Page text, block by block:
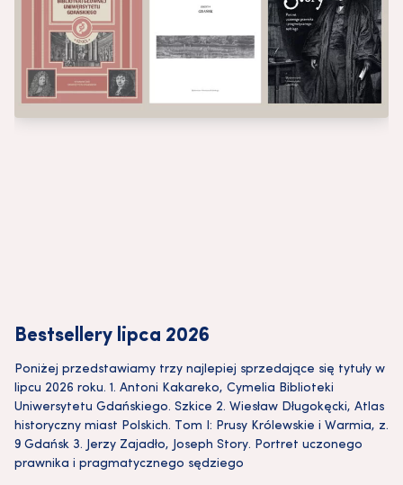
Bestsellery lipca 2026
Poniżej przedstawiamy trzy najlepiej sprzedające się tytuły w
lipcu 2026 roku. 1. Antoni Kakareko, Cymelia Biblioteki
Uniwersytetu Gdańskiego. Szkice 2. Wiesław Długokęcki, Atlas
historyczny miast Polskich. Tom I: Prusy Królewskie i Warmia, z.
9 Gdańsk 3. Jerzy Zajadło, Joseph Story. Portret uczonego
prawnika i pragmatycznego sędziego